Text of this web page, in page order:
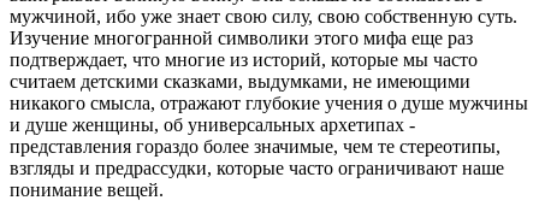
мужчиной, ибо уже знает свою силу, свою собственную суть.
Изучение многогранной символики этого мифа еще раз
подтверждает, что многие из историй, которые мы часто
считаем детскими сказками, выдумками, не имеющими
никакого смысла, отражают глубокие учения о душе мужчины
и душе женщины, об универсальных архетипах -
представления гораздо более значимые, чем те стереотипы,
взгляды и предрассудки, которые часто ограничивают наше
понимание вещей.